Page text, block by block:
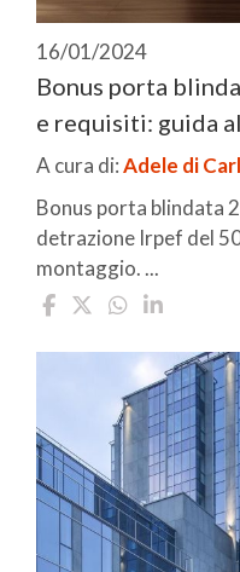
16/01/2024
Bonus porta
e requisiti: guida
A cura di:Adele di
Bonus porta blindata
detrazione Irpef del
montaggio. ...